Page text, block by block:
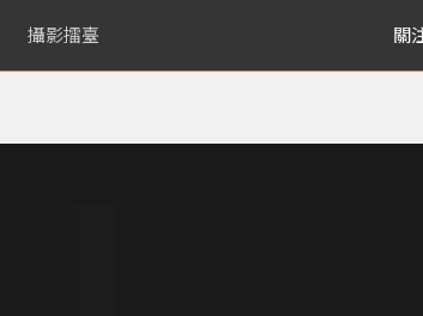
攝影擂臺 關